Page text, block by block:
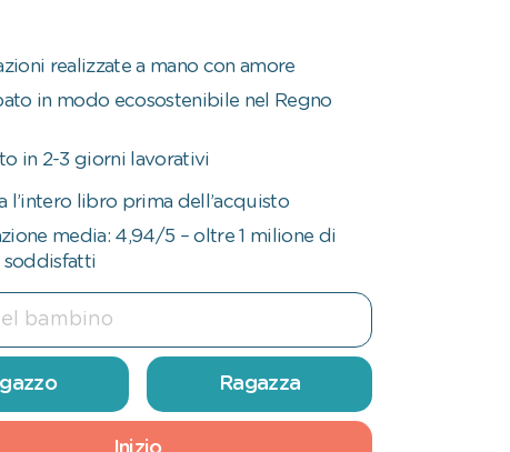
realizzate a mano con amore
in modo ecosostenibile nel Regno
in 2-3 giorni lavorativi
l’intero libro prima dell’acquisto
media: 4,94/5 – oltre 1 milione di
Ragazza